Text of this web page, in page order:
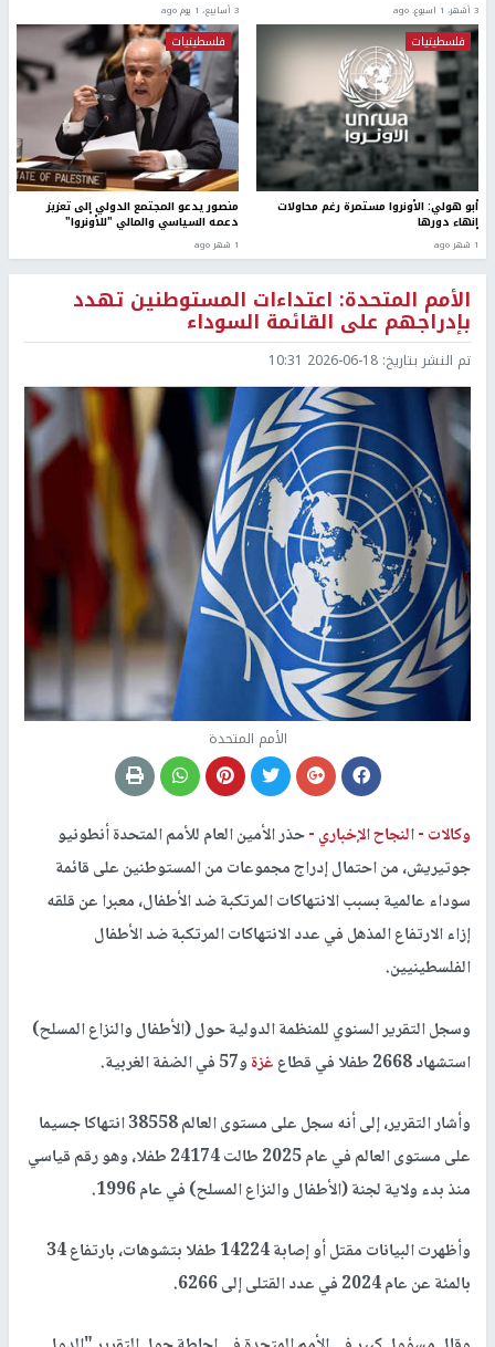
3 أشهر، 1 اسبوع. ago 3 أسابيع، 1 يوم ago
فلسطينيات
أبو هولي: الأونروا مستمرة رغم محاولات
إنهاء دورها
1 شهر ago
فلسطينيات
منصور يدعو المجتمع الدولي إلى تعزيز
دعمه السياسي والمالي "للأونروا"
1 شهر ago
الأمم المتحدة: اعتداءات المستوطنين تهدد
بإدراجهم على القائمة السوداء
تم النشر بتاريخ: 2026-06-18 10:31
الأمم المتحدة
وكالات -النجاح الإخباري -حذر الأمين العام للأمم المتحدة أنطونيو
جوتيريش، من احتمال إدراج مجموعات من المستوطنين على قائمة
سوداء عالمية بسبب الانتهاكات المرتكبة ضد الأطفال، معبرا عن قلقه
إزاء الارتفاع المذهل في عدد الانتهاكات المرتكبة ضد الأطفال
الفلسطينيين.
وسجل التقرير السنوي للمنظمة الدولية حول (الأطفال والنزاع المسلح)
استشهاد 2668 طفلا في قطاع
غزةو57 في الضفة الغربية.
وأشار التقرير، إلى أنه سجل على مستوى العالم 38558 انتهاكا جسيما
على مستوى العالم في عام 2025 طالت 24174 طفلا، وهو رقم قياسي
منذ بدء ولاية لجنة (الأطفال والنزاع المسلح) في عام 1996.
وأظهرت البيانات مقتل أو إصابة 14224 طفلا بتشوهات، بارتفاع 34
بالمئة عن عام 2024 في عدد القتلى إلى 6266.